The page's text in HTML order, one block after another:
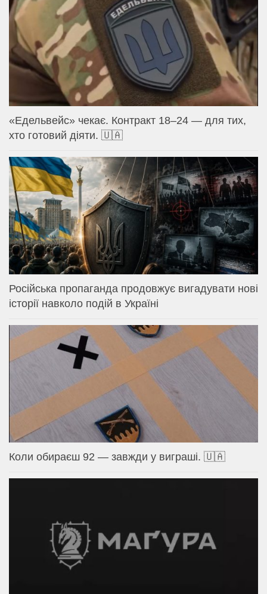
«Едельвейс» чекає. Контракт 18–24 — для тих,
хто готовий діяти. 🇺🇦
Російська пропаганда продовжує вигадувати нові
історії навколо подій в Україні
Коли обираєш 92 — завжди у виграші. 🇺🇦